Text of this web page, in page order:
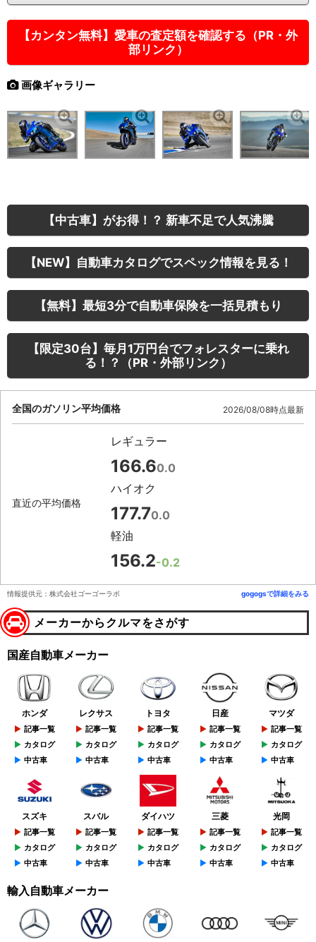
【カンタン無料】愛車の査定額を確認する（PR・外
部リンク）
画像ギャラリー
【中古車】がお得！？ 新車不足で人気沸騰
【NEW】自動車カタログでスペック情報を見る！
【無料】最短3分で自動車保険を一括見積もり
【限定30台】毎月1万円台でフォレスターに乗れ
る！？（PR・外部リンク）
全国のガソリン平均価格 2026/08/08時点最新
直近の平均価格
レギュラー
166.60.0
ハイオク
177.70.0
軽油
156.2-0.2
情報提供元：株式会社ゴーゴーラボ gogogsで詳細をみる
メーカーからクルマをさがす
国産自動車メーカー
ホンダ
記事一覧
カタログ
中古車
レクサス
記事一覧
カタログ
中古車
トヨタ
記事一覧
カタログ
中古車
日産
記事一覧
カタログ
中古車
マツダ
記事一覧
カタログ
中古車
スズキ
記事一覧
カタログ
中古車
スバル
記事一覧
カタログ
中古車
ダイハツ
記事一覧
カタログ
中古車
三菱
記事一覧
カタログ
中古車
光岡
記事一覧
カタログ
中古車
輸入自動車メーカー